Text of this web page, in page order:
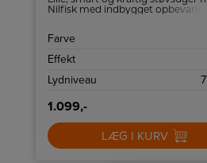
Nilfisk med indbygget
Farve
Effekt
Lydniveau
1.099,-
LÆG I KURV